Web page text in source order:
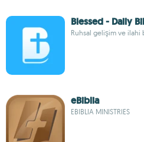
Blessed - Daily
Ruhsal gelişim ve
eBiblia
EBIBLIA MINISTRIES